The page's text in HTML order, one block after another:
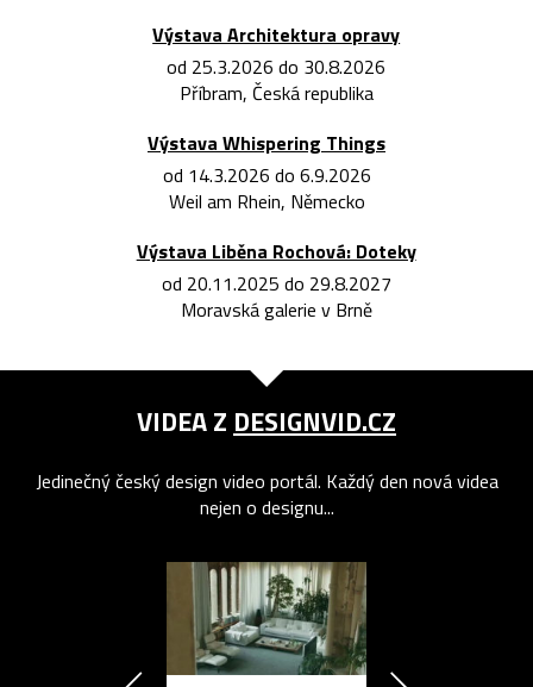
Výstava Architektura opravy
od 25.3.2026 do 30.8.2026
Příbram, Česká republika
Výstava Whispering Things
od 14.3.2026 do 6.9.2026
Weil am Rhein, Německo
Výstava Liběna Rochová: Doteky
od 20.11.2025 do 29.8.2027
Moravská galerie v Brně
VIDEA Z DESIGNVID.CZ
Jedinečný český design video portál. Každý den nová videa
nejen o designu...